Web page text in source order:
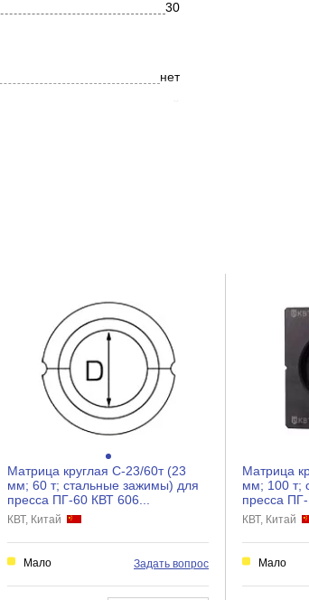
30
нет
Матрица круглая С-23/60т (23
мм; 60 т; стальные зажимы) для
пресса ПГ-60 КВТ 606...
КВТ, Китай
Мало Задать вопрос
Матрица
мм; 100 т;
пресса ПГ-
КВТ, Китай
Мало